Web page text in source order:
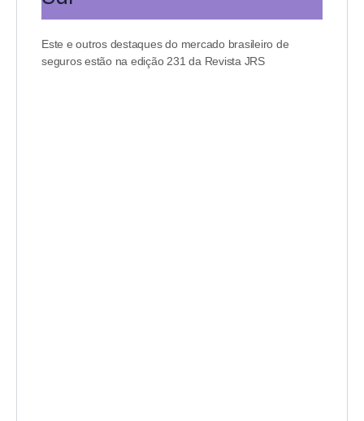
Este e outros destaques do mercado brasileiro de
seguros estão na edição 231 da Revista JRS